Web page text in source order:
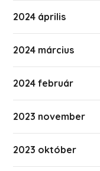
2024 április
2024 március
2024 február
2023 november
2023 október